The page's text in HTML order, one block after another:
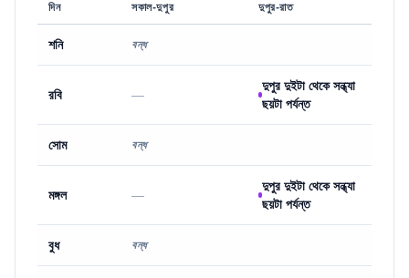
দিন সকাল-দুপুর দুপুর-রাত
শনি বন্ধ
রবি —
দুপুর দুইটা থেকে সন্ধ্যা
ছয়টা পর্যন্ত
সোম বন্ধ
মঙ্গল —
দুপুর দুইটা থেকে সন্ধ্যা
ছয়টা পর্যন্ত
বুধ বন্ধ